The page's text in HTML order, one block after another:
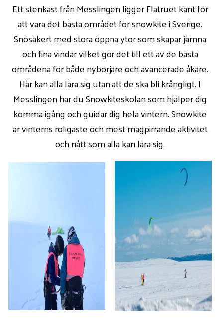
Ett stenkast från Messlingen ligger Flatruet känt för
att vara det bästa området för snowkite i Sverige.
Snösäkert med stora öppna ytor som skapar jämna
och fina vindar vilket gör det till ett av de bästa
områdena för både nybörjare och avancerade åkare.
Här kan alla lära sig utan att de ska bli krångligt. I
Messlingen har du Snowkiteskolan som hjälper dig
komma igång och guidar dig hela vintern. Snowkite
är vinterns roligaste och mest magpirrande aktivitet
och nått som alla kan lära sig.